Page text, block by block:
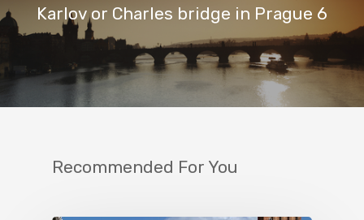
Karlov or Charles bridge in Prague 6
Recommended For You